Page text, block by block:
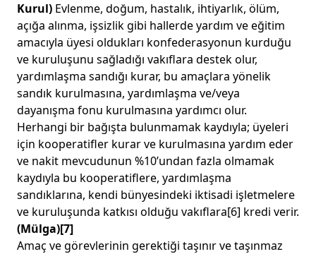
Kurul) Evlenme, doğum, hastalık, ihtiyarlık, ölüm,
açığa alınma, işsizlik gibi hallerde yardım ve eğitim
amacıyla üyesi oldukları konfederasyonun kurduğu
ve kuruluşunu sağladığı vakıflara destek olur,
yardımlaşma sandığı kurar, bu amaçlara yönelik
sandık kurulmasına, yardımlaşma ve/veya
dayanışma fonu kurulmasına yardımcı olur.
Herhangi bir bağışta bulunmamak kaydıyla; üyeleri
için kooperatifler kurar ve kurulmasına yardım eder
ve nakit mevcudunun %10’undan fazla olmamak
kaydıyla bu kooperatiflere, yardımlaşma
sandıklarına, kendi bünyesindeki iktisadi işletmelere
ve kuruluşunda katkısı olduğu vakıflara[6] kredi verir.
(Mülga)[7]
Amaç ve görevlerinin gerektiği taşınır ve taşınmaz